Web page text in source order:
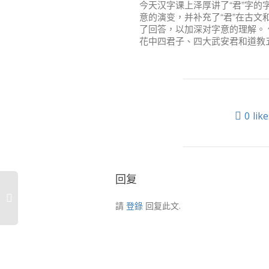
今天汉字课上泽厚讲了“君”字的
意的演变，并补充了“君”在古
了回答，以加深对字意的理解
花中四君子、四大武安君和道教
0
回复
請 登錄 回复此文.